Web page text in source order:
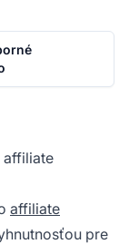
affiliate
affiliate
pre